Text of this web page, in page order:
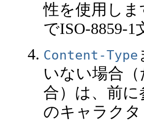
性を使用し
でISO-8859-
Content-Type
いない場合（
合）は、前に
のキャラク